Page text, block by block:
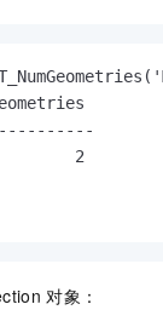
2
对象：